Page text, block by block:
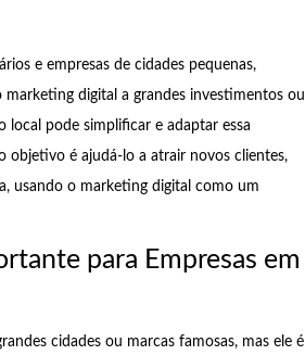
e empresas de cidades pequenas,
digital a grandes investimentos ou
local pode simplificar e adaptar essa
objetivo é ajudá-lo a atrair novos clientes,
usando o marketing digital como um
para Empresas em
cidades ou marcas famosas, mas ele é